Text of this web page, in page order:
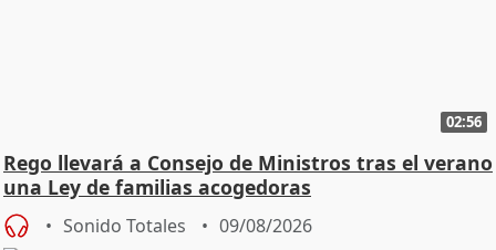
02:56
Rego llevará a Consejo de Ministros tras el verano
una Ley de familias acogedoras
Sonido Totales 09/08/2026